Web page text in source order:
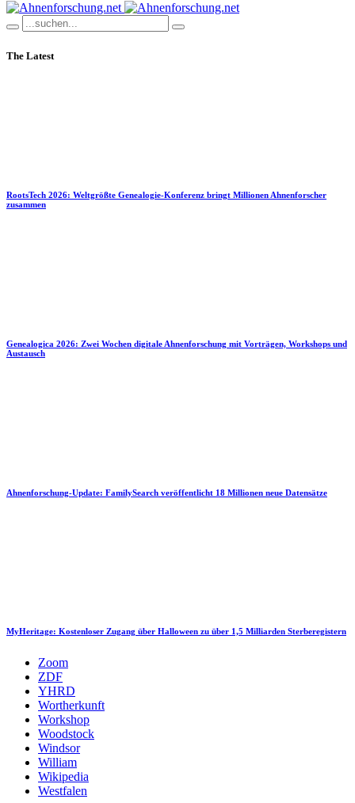
The Latest
RootsTech 2026: Weltgrößte Genealogie-Konferenz bringt Millionen Ahnenforscher
zusammen
Genealogica 2026: Zwei Wochen digitale Ahnenforschung mit Vorträgen, Workshops und
Austausch
Ahnenforschung-Update: FamilySearch veröffentlicht 18 Millionen neue Datensätze
MyHeritage: Kostenloser Zugang über Halloween zu über 1,5 Milliarden Sterberegistern
Zoom
ZDF
YHRD
Wortherkunft
Workshop
Woodstock
Windsor
William
Wikipedia
Westfalen